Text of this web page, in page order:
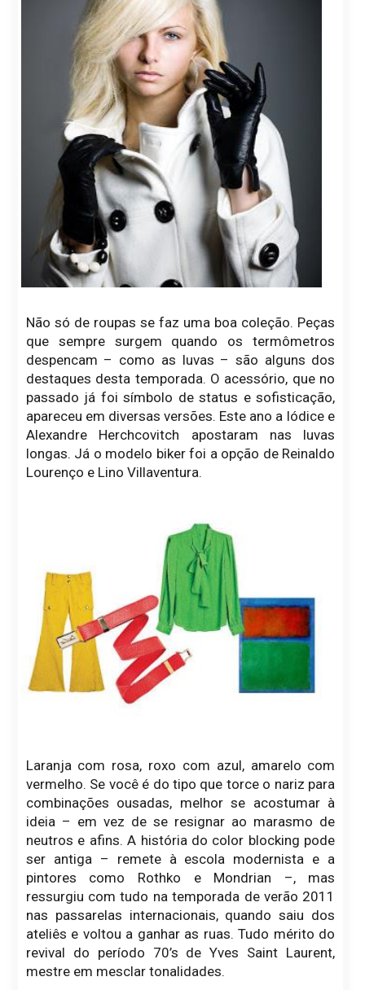
Não só de roupas se faz uma boa coleção. Peças
que sempre surgem quando os termômetros
despencam – como as luvas – são alguns dos
destaques desta temporada. O acessório, que no
passado já foi símbolo de status e sofisticação,
apareceu em diversas versões. Este ano a Iódice e
Alexandre Herchcovitch apostaram nas luvas
longas. Já o modelo biker foi a opção de Reinaldo
Lourenço e Lino Villaventura.
Laranja com rosa, roxo com azul, amarelo com
vermelho. Se você é do tipo que torce o nariz para
combinações ousadas, melhor se acostumar à
ideia – em vez de se resignar ao marasmo de
neutros e afins. A história do color blocking pode
ser antiga – remete à escola modernista e a
pintores como Rothko e Mondrian –, mas
ressurgiu com tudo na temporada de verão 2011
nas passarelas internacionais, quando saiu dos
ateliês e voltou a ganhar as ruas. Tudo mérito do
revival do período 70’s de Yves Saint Laurent,
mestre em mesclar tonalidades.